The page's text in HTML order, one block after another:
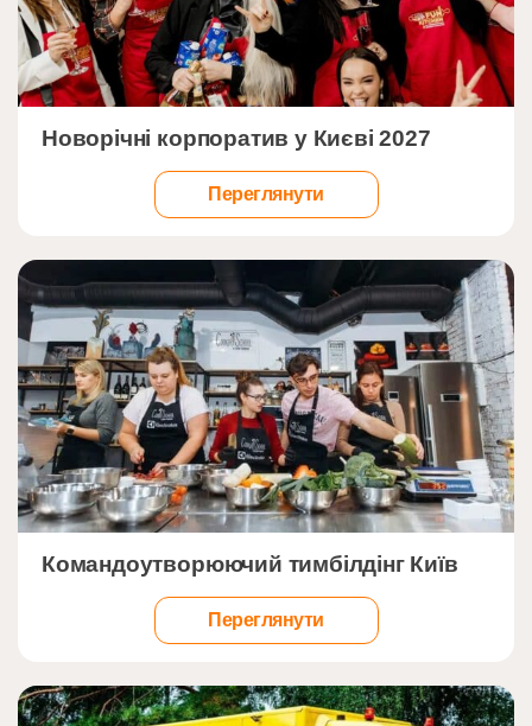
Новорічні корпоратив у Києві 2027
Переглянути
Командоутворюючий тимбілдінг Київ
Переглянути